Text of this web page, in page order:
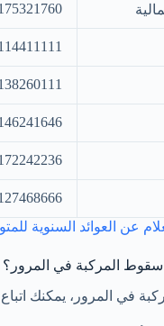
عن العوائد السنوية
المركبة في المرور؟
في المرور، يمكنك اتباع